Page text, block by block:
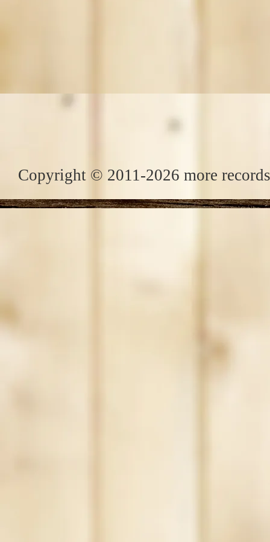
Copyright © 2011-2026 more